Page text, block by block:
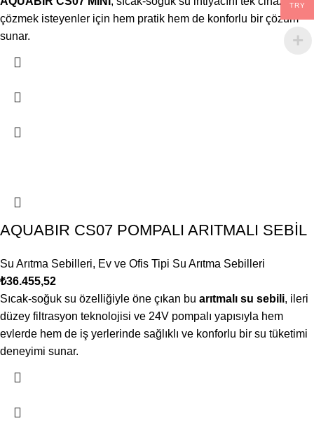
çözmek isteyenler için hem pratik hem de konforlu bir çözüm
sunar.
AQUABIR CS07 POMPALI ARITMALI SEBİL
Su Arıtma Sebilleri, Ev ve Ofis Tipi Su Arıtma Sebilleri
₺36.455,52
Sıcak-soğuk su özelliğiyle öne çıkan bu arıtmalı su sebili, ileri
düzey filtrasyon teknolojisi ve 24V pompalı yapısıyla hem
evlerde hem de iş yerlerinde sağlıklı ve konforlu bir su tüketimi
deneyimi sunar.
TRY